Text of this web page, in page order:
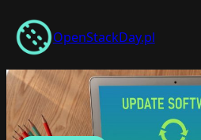
Przejdź
do
treści
OpenStackDay.pl